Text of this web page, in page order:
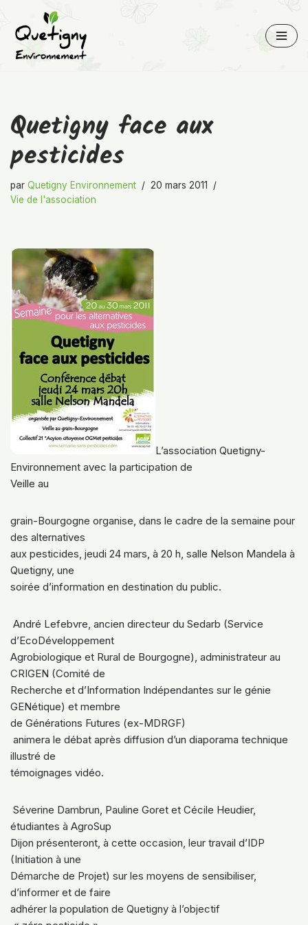
Aller
au
Quetigny face aux
pesticides
par Quetigny Environnement
20 mars 2011
Vie de l'association
L’association Quetigny-
Environnement avec la participation de
Veille au
grain-Bourgogne organise, dans le cadre de la semaine pour
des alternatives
aux pesticides, jeudi 24 mars, à 20 h, salle Nelson Mandela à
Quetigny, une
soirée d’information en destination du public.
André Lefebvre, ancien directeur du Sedarb (Service
d’EcoDéveloppement
Agrobiologique et Rural de Bourgogne), administrateur au
CRIGEN (Comité de
Recherche et d’Information Indépendantes sur le génie
GENétique) et membre
de Générations Futures (ex-MDRGF)
animera le débat après diffusion d’un diaporama technique
illustré de
témoignages vidéo.
Séverine Dambrun, Pauline Goret et Cécile Heudier,
étudiantes à AgroSup
Dijon présenteront, à cette occasion, leur travail d’IDP
(Initiation à une
Démarche de Projet) sur les moyens de sensibiliser,
d’informer et de faire
adhérer la population de Quetigny à l’objectif